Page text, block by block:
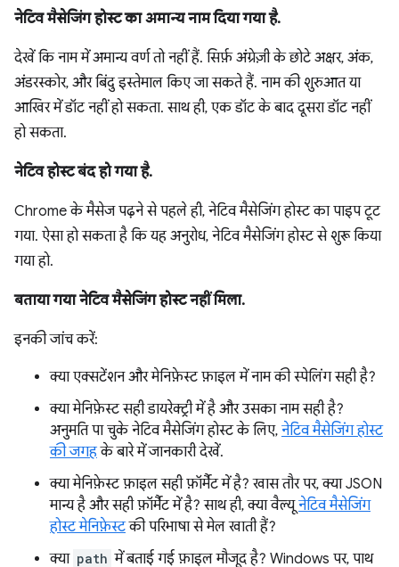
नेटिव मैसेजिंग होस्ट का अमान्य नाम दिया गया है.
देखें कि नाम में अमान्य वर्ण तो नहीं हैं. सिर्फ़ अंग्रेज़ी के छोटे अक्षर, अंक,
अंडरस्कोर, और बिंदु इस्तेमाल किए जा सकते हैं. नाम की शुरुआत या
आखिर में डॉट नहीं हो सकता. साथ ही, एक डॉट के बाद दूसरा डॉट नहीं
हो सकता.
नेटिव होस्ट बंद हो गया है.
Chrome के मैसेज पढ़ने से पहले ही, नेटिव मैसेजिंग होस्ट का पाइप टूट
गया. ऐसा हो सकता है कि यह अनुरोध, नेटिव मैसेजिंग होस्ट से शुरू किया
गया हो.
बताया गया नेटिव मैसेजिंग होस्ट नहीं मिला.
इनकी जांच करें:
क्या एक्सटेंशन और मेनिफ़ेस्ट फ़ाइल में नाम की स्पेलिंग सही है?
क्या मेनिफ़ेस्ट सही डायरेक्ट्री में है और उसका नाम सही है?
अनुमति पा चुके नेटिव मैसेजिंग होस्ट के लिए, नेटिव मैसेजिंग होस्ट
की जगहके बारे में जानकारी देखें.
क्या मेनिफ़ेस्ट फ़ाइल सही फ़ॉर्मैट में है? खास तौर पर, क्या JSON
मान्य है और सही फ़ॉर्मैट में है? साथ ही, क्या वैल्यूनेटिव मैसेजिंग
होस्ट मेनिफ़ेस्टकी परिभाषा से मेल खाती हैं?
क्या path में बताई गई फ़ाइल मौजूद है? Windows पर, पाथ